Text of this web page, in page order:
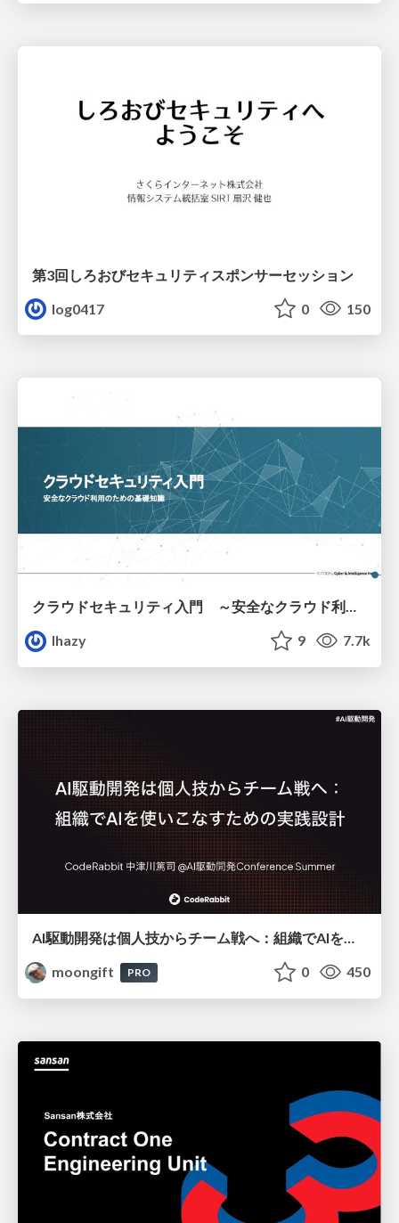
第3回しろおびセキュリティスポンサーセッション
log0417
0 150
クラウドセキュリティ入門 ～安全なクラウド利用のための基礎知識～
lhazy
9 7.7k
AI駆動開発は個人技からチーム戦へ：組織でAIを使いこなすための実践設計
moongift
PRO 0 450